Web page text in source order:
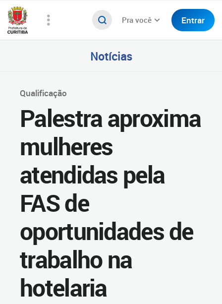
Pra você Entrar
Notícias
Qualificação
Palestra aproxima
mulheres
atendidas pela
FAS de
oportunidades de
trabalho na
hotelaria